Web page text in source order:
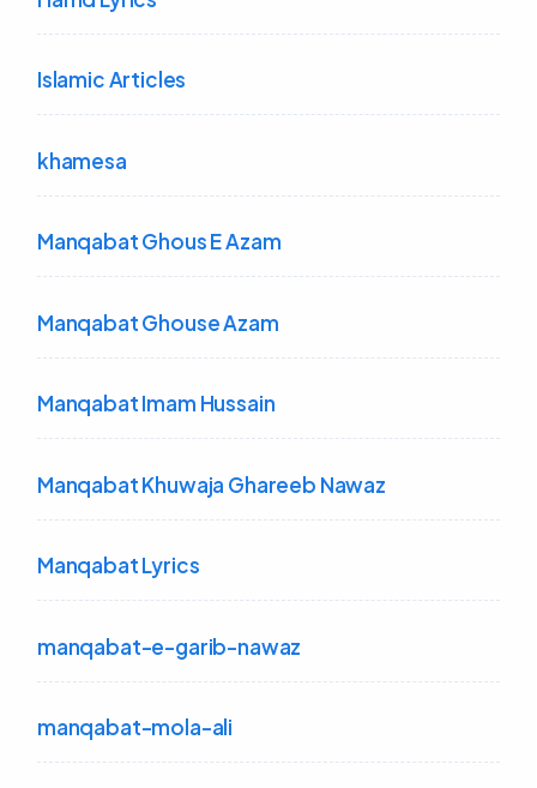
Islamic Articles
khamesa
Manqabat Ghous E Azam
Manqabat Ghouse Azam
Manqabat Imam Hussain
Manqabat Khuwaja Ghareeb Nawaz
Manqabat Lyrics
manqabat-e-garib-nawaz
manqabat-mola-ali